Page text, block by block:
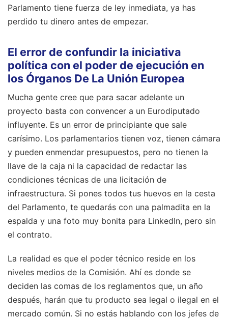
Parlamento tiene fuerza de ley inmediata, ya has
perdido tu dinero antes de empezar.
El error de confundir la iniciativa
política con el poder de ejecución en
los Órganos De La Unión Europea
Mucha gente cree que para sacar adelante un
proyecto basta con convencer a un Eurodiputado
influyente. Es un error de principiante que sale
carísimo. Los parlamentarios tienen voz, tienen cámara
y pueden enmendar presupuestos, pero no tienen la
llave de la caja ni la capacidad de redactar las
condiciones técnicas de una licitación de
infraestructura. Si pones todos tus huevos en la cesta
del Parlamento, te quedarás con una palmadita en la
espalda y una foto muy bonita para LinkedIn, pero sin
el contrato.
La realidad es que el poder técnico reside en los
niveles medios de la Comisión. Ahí es donde se
deciden las comas de los reglamentos que, un año
después, harán que tu producto sea legal o ilegal en el
mercado común. Si no estás hablando con los jefes de